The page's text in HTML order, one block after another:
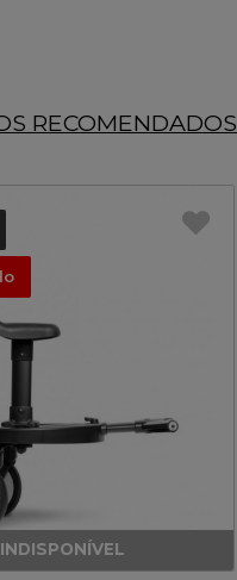
RECOMENDADOS
INDISPONÍVEL